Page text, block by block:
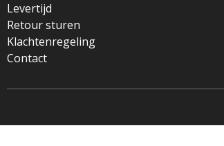
Levertijd
Retour sturen
Klachtenregeling
Contact